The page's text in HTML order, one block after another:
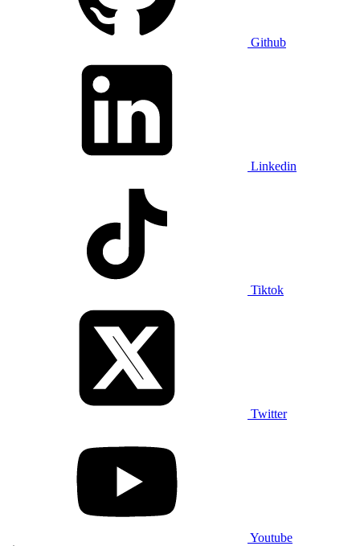
Github
Linkedin
Tiktok
Twitter
Youtube